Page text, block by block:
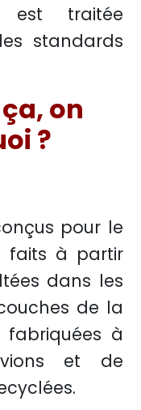
est traitée
standards
on
?
pour le
faits à partir
dans les
de la
fabriquées à
et de